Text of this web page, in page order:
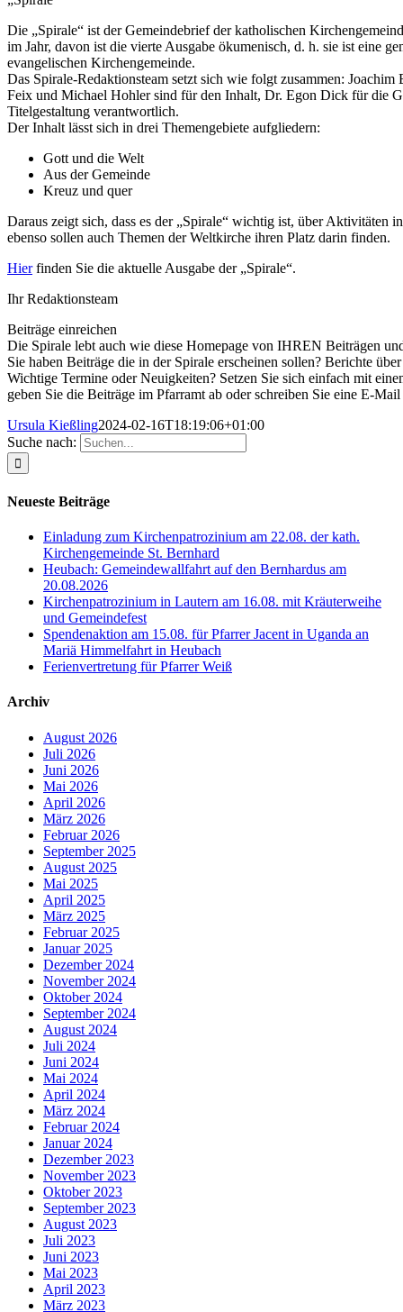
Die „Spirale“ ist der Gemeindebrief der katholischen
im Jahr, davon ist die vierte Ausgabe ökumenisch, d. h. sie ist eine
evangelischen Kirchengemeinde.
Das Spirale-Redaktionsteam setzt sich wie folgt zusammen:
Feix und Michael Hohler sind für den Inhalt, Dr. Egon Dick für die
Titelgestaltung verantwortlich.
Der Inhalt lässt sich in drei Themengebiete aufgliedern:
Gott und die Welt
Aus der Gemeinde
Kreuz und quer
Daraus zeigt sich, dass es der „Spirale“ wichtig ist, über Aktivitäten
ebenso sollen auch Themen der Weltkirche ihren Platz darin finden.
Hierfinden Sie die aktuelle Ausgabe der „Spirale“.
Ihr Redaktionsteam
Beiträge einreichen
Die Spirale lebt auch wie diese Homepage von IHREN Beiträgen
Sie haben Beiträge die in der Spirale erscheinen sollen? Berichte
Wichtige Termine oder Neuigkeiten? Setzen Sie sich einfach mit
geben Sie die Beiträge im Pfarramt ab oder schreiben Sie eine E-
Ursula Kießling2024-02-16T18:19:06+01:00
Suche nach:
Neueste Beiträge
Einladung zum Kirchenpatrozinium am 22.08. der kath.
Kirchengemeinde St. Bernhard
Heubach: Gemeindewallfahrt auf den Bernhardus am
20.08.2026
Kirchenpatrozinium in Lautern am 16.08. mit Kräuterweihe
und Gemeindefest
Spendenaktion am 15.08. für Pfarrer Jacent in Uganda an
Mariä Himmelfahrt in Heubach
Ferienvertretung für Pfarrer Weiß
Archiv
August 2026
Juli 2026
Juni 2026
Mai 2026
April 2026
März 2026
Februar 2026
September 2025
August 2025
Mai 2025
April 2025
März 2025
Februar 2025
Januar 2025
Dezember 2024
November 2024
Oktober 2024
September 2024
August 2024
Juli 2024
Juni 2024
Mai 2024
April 2024
März 2024
Februar 2024
Januar 2024
Dezember 2023
November 2023
Oktober 2023
September 2023
August 2023
Juli 2023
Juni 2023
Mai 2023
April 2023
März 2023